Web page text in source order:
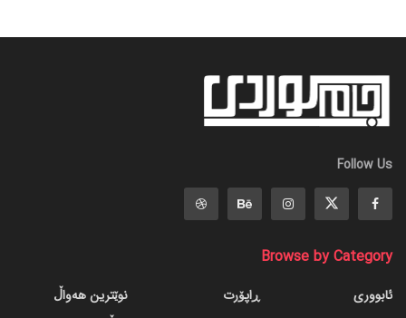
Follow Us
Browse by Category
ئابووری
ڕاپۆرت
نوێترین هەواڵ